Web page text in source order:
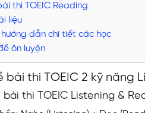
thi TOEIC Reading
liệu
hướng dẫn chi tiết các học
ôn luyện
bài thi TOEIC 2 kỹ năng
bài thi TOEIC Listening &